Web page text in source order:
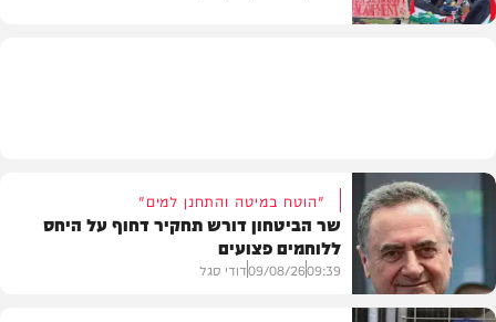
"הוטח במיטה והתחנן למים"
שר הביטחון דורש תחקיר דחוף על היחס
ללוחמים פצועים
09:39
09/08/26דודי סגל